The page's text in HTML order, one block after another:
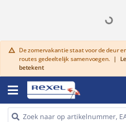
warning De zomervakantie staat voor de deur
routes gedeeltelijk samenvoegen. |
betekent